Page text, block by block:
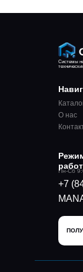
Системы
Пн-Сб
О нас
+7